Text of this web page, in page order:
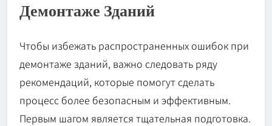
Демонтаже Зданий
Чтобы избежать распространенных ошибок при
демонтаже зданий, важно следовать ряду
рекомендаций, которые помогут сделать
процесс более безопасным и эффективным.
Первым шагом является тщательная подготовка.